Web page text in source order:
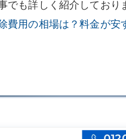
も詳しく紹介しており
費用の相場は？料金が